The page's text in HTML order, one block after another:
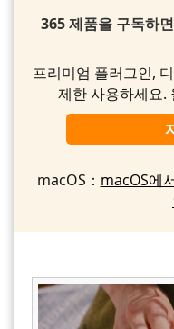
365 제품을 구독하
프리미엄 플러그인,
제한 사용하세요.
macOS： macOS에